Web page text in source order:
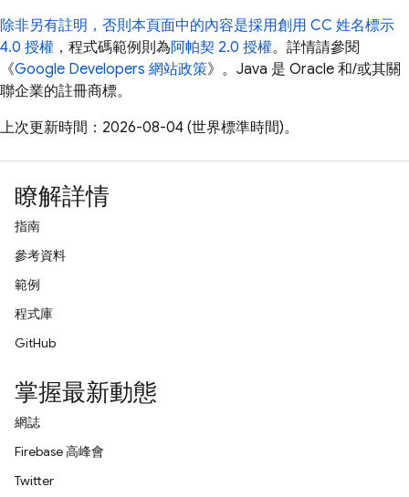
除非另有註明，否則本頁面中的內容是採用創用 CC 姓名標示
4.0 授權 ，程式碼範例則為阿帕契 2.0 授權。詳情請參閱
《Google Developers 網站政策》。Java 是 Oracle 和/或其關
聯企業的註冊商標。
上次更新時間：2026-08-04 (世界標準時間)。
瞭解詳情
指南
參考資料
範例
程式庫
GitHub
掌握最新動態
網誌
Firebase 高峰會
Twitter